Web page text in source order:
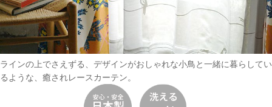
ラインの上でさえずる、デザインがおしゃれな小鳥と一緒に暮らしてい
るような、癒されレースカーテン。